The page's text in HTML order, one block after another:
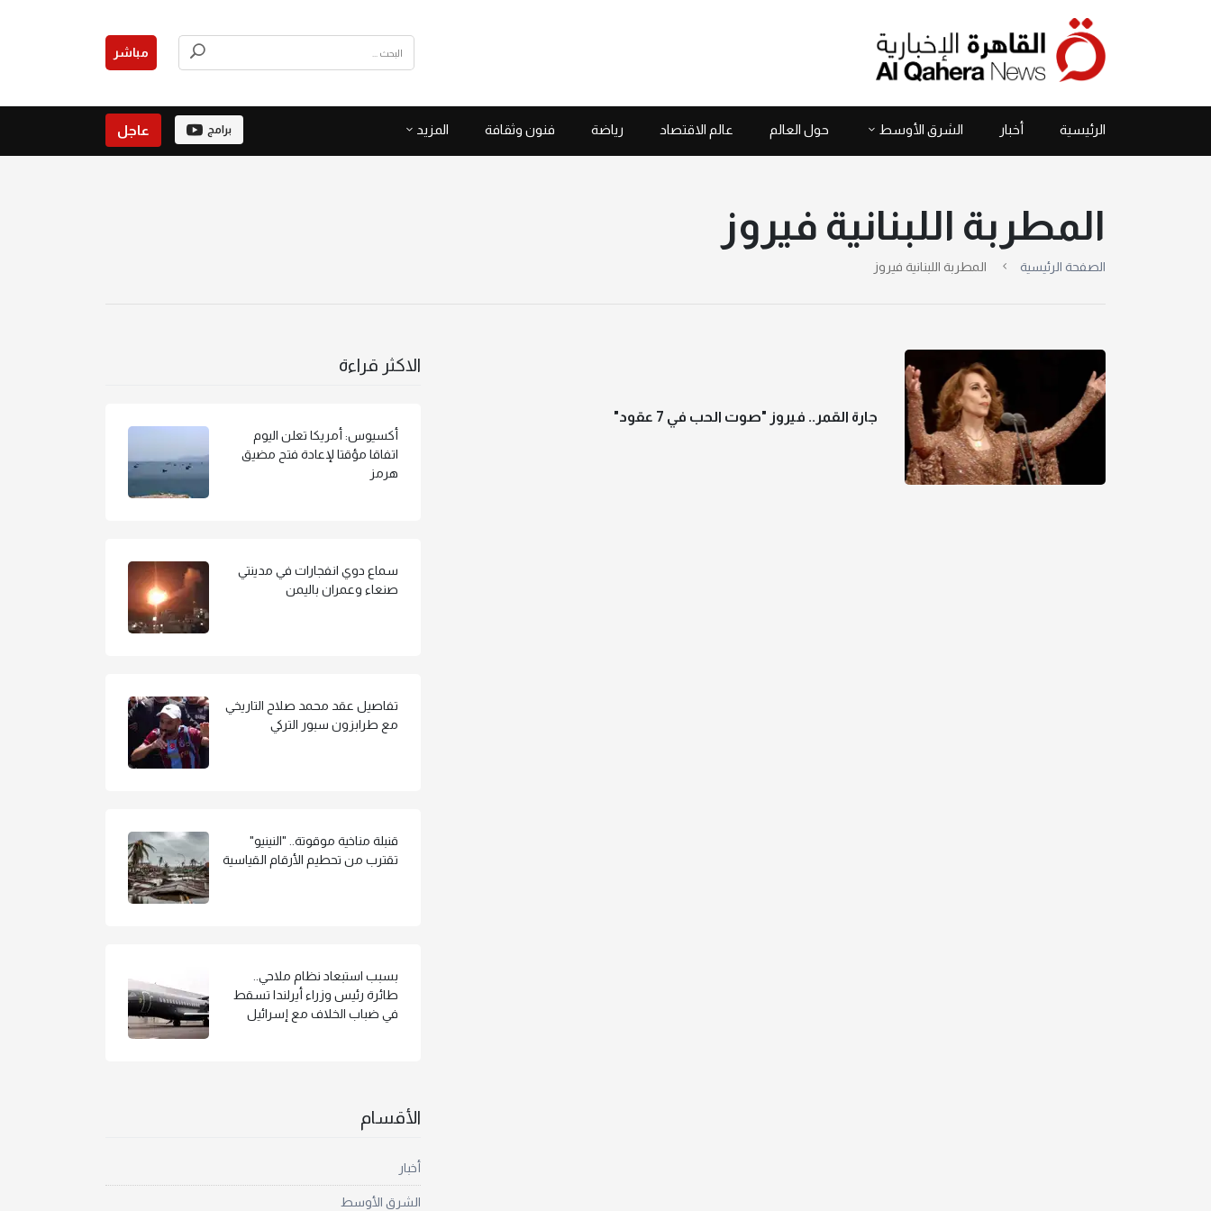
مباشر
الرئيسية أخبار الشرق الأوسط حول العالم عالم الاقتصاد رياضة فنون وثقافة المزيد برامج عاجل
المطربة اللبنانية فيروز
الصفحة الرئيسية المطربة اللبنانية فيروز
جارة القمر.. فيروز "صوت الحب في 7 عقود"
الاكثر قراءة
أكسيوس: أمريكا تعلن اليوم
اتفاقا مؤقتا لإعادة فتح مضيق
هرمز
سماع دوي انفجارات في مدينتي
صنعاء وعمران باليمن
تفاصيل عقد محمد صلاح التاريخي
مع طرابزون سبور التركي
قنبلة مناخية موقوتة.. "النينيو"
تقترب من تحطيم الأرقام القياسية
بسبب استبعاد نظام ملاحي..
طائرة رئيس وزراء أيرلندا تسقط
في ضباب الخلاف مع إسرائيل
الأقسام
أخبار
الشرق الأوسط